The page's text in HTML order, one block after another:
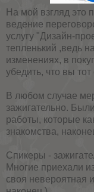
На мой взгляд это
ведение
услугу "Дизайн-
тепленький ,ведь
изменениях, в
убедить, что вы
В любом случае
зажигательно.
работы, которые
знакомства,
Спикеры -
Многие приехали
своя невероятная